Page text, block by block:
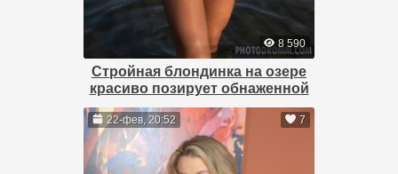
8 590
Стройная блондинка на озере
красиво позирует обнаженной
22-фев, 20:52 7